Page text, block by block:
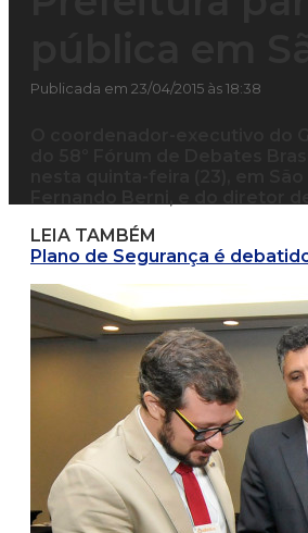
Publicada em 23/04/2015 às 18:38
LEIA TAMBÉM
Plano de Segurança é